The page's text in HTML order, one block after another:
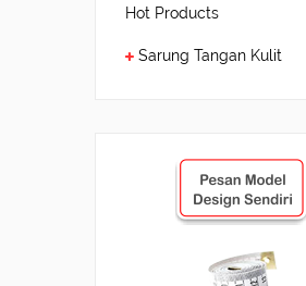
Hot Products
Sarung Tangan Kulit